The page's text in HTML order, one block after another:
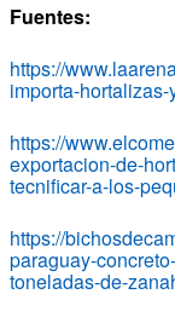
Fuentes:
https://
importa-
https://
exportacion-de-
tecnificar-a-los-
https://
paraguay-
toneladas-de-